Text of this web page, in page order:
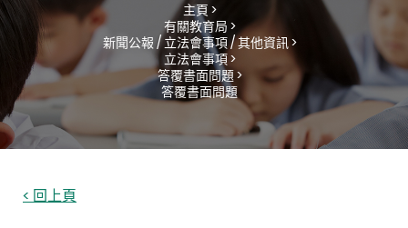
主頁 >
有關教育局 >
新聞公報 / 立法會事項 / 其他資訊 >
立法會事項 >
答覆書面問題 >
答覆書面問題
< 回上頁